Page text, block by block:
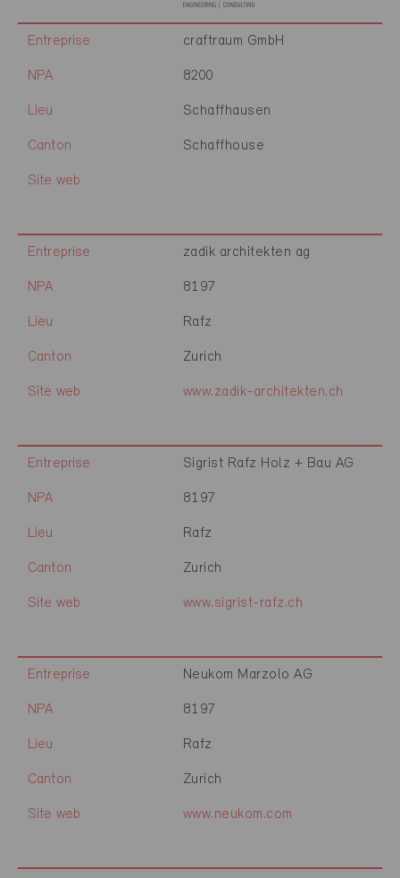
Entreprise craftraum GmbH
NPA 8200
Lieu Schaffhausen
Canton Schaffhouse
Site web
Entreprise zadik architekten ag
NPA 8197
Lieu Rafz
Canton Zurich
Site web www.zadik-architekten.ch
Entreprise Sigrist Rafz Holz + Bau AG
NPA 8197
Lieu Rafz
Canton Zurich
Site web www.sigrist-rafz.ch
Entreprise Neukom Marzolo AG
NPA 8197
Lieu Rafz
Canton Zurich
Site web www.neukom.com